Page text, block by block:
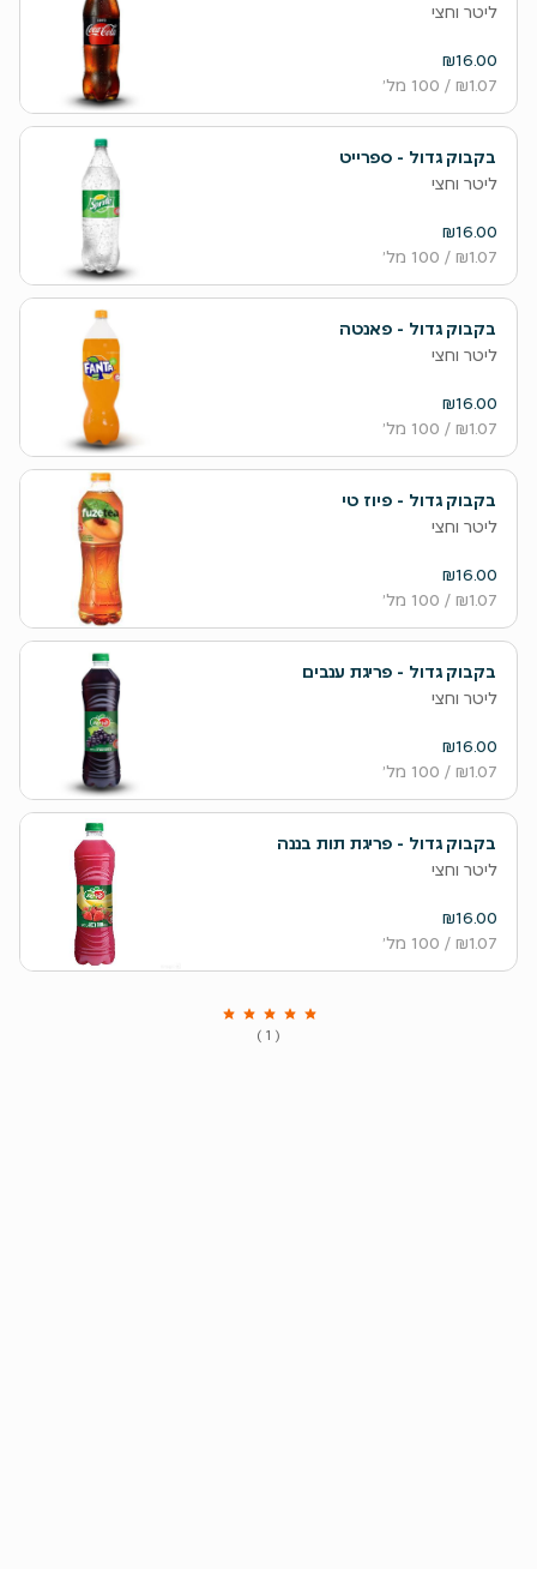
ליטר וחצי
₪16.00
₪1.07 / 100 מל׳
בקבוק גדול - ספרייט
ליטר וחצי
₪16.00
₪1.07 / 100 מל׳
בקבוק גדול - פאנטה
ליטר וחצי
₪16.00
₪1.07 / 100 מל׳
בקבוק גדול - פיוז טי
ליטר וחצי
₪16.00
₪1.07 / 100 מל׳
בקבוק גדול - פריגת ענבים
ליטר וחצי
₪16.00
₪1.07 / 100 מל׳
בקבוק גדול - פריגת תות בננה
ליטר וחצי
₪16.00
₪1.07 / 100 מל׳
( 1 )